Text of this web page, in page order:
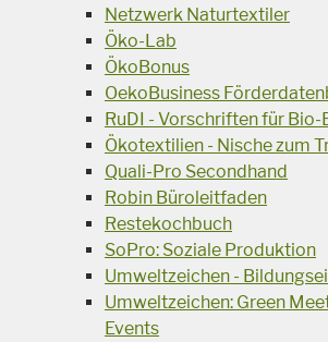
Netzwerk Naturtextiler
Öko-Lab
ÖkoBonus
OekoBusiness
RuDI - Vorschriften für
Ökotextilien - Nische zum
Quali-Pro Secondhand
Robin Büroleitfaden
Restekochbuch
SoPro: Soziale Produktion
Umweltzeichen -
Umweltzeichen: Green
Events